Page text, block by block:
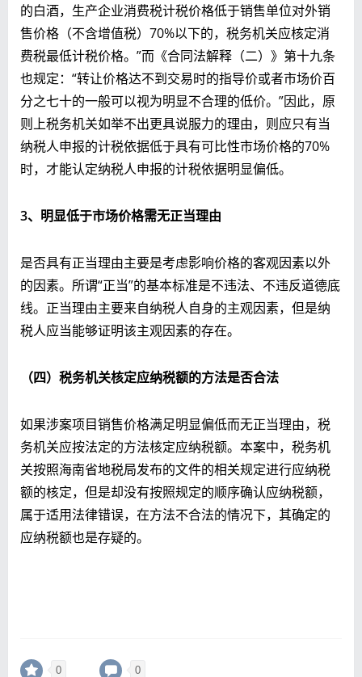
的白酒，生产企业消费税计税价格低于销售单位对外销
售价格（不含增值税）70%以下的，税务机关应核定消
费税最低计税价格。”而《合同法解释（二）》第十九条
也规定：“转让价格达不到交易时的指导价或者市场价百
分之七十的一般可以视为明显不合理的低价。”因此，原
则上税务机关如举不出更具说服力的理由，则应只有当
纳税人申报的计税依据低于具有可比性市场价格的70%
时，才能认定纳税人申报的计税依据明显偏低。
3、明显低于市场价格需无正当理由
是否具有正当理由主要是考虑影响价格的客观因素以外
的因素。所谓“正当”的基本标准是不违法、不违反道德底
线。正当理由主要来自纳税人自身的主观因素，但是纳
税人应当能够证明该主观因素的存在。
（四）税务机关核定应纳税额的方法是否合法
如果涉案项目销售价格满足明显偏低而无正当理由，税
务机关应按法定的方法核定应纳税额。本案中，税务机
关按照海南省地税局发布的文件的相关规定进行应纳税
额的核定，但是却没有按照规定的顺序确认应纳税额，
属于适用法律错误，在方法不合法的情况下，其确定的
应纳税额也是存疑的。
0 0